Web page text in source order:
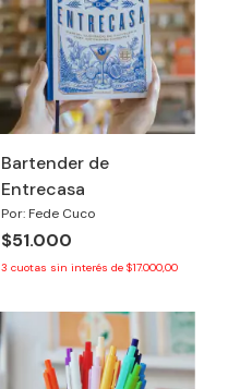
Bartender de
Entrecasa
Por: Fede Cuco
$51.000
3 cuotas sin interés de $17.000,00